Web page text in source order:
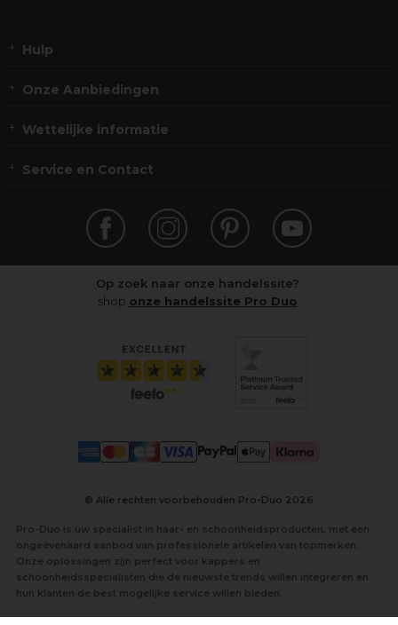
Hulp
Onze Aanbiedingen
Wettelijke informatie
Service en Contact
Op zoek naar onze handelssite?
shop onze handelssite Pro Duo
© Alle rechten voorbehouden Pro-Duo 2026
Pro-Duo is uw specialist in haar- en schoonheidsproducten, met een
ongeëvenaard aanbod van professionele artikelen van topmerken.
Onze oplossingen zijn perfect voor kappers en
schoonheidsspecialisten die de nieuwste trends willen integreren en
hun klanten de best mogelijke service willen bieden.